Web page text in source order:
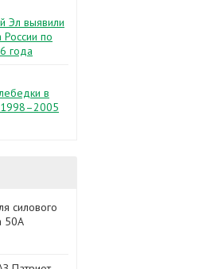
Эл выявили
по
года
в
1998–2005
силового
50А